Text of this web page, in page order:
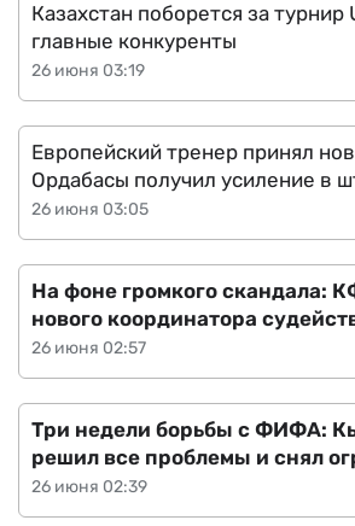
26 июня 03:19
Казахстан поборется за турнир
главные конкуренты
26 июня 03:05
Европейский тренер принял
Ордабасы получил усиление в
26 июня 02:57
На фоне громкого скандала:
нового координатора
26 июня 02:39
Три недели борьбы с ФИФА:
решил все проблемы и снял